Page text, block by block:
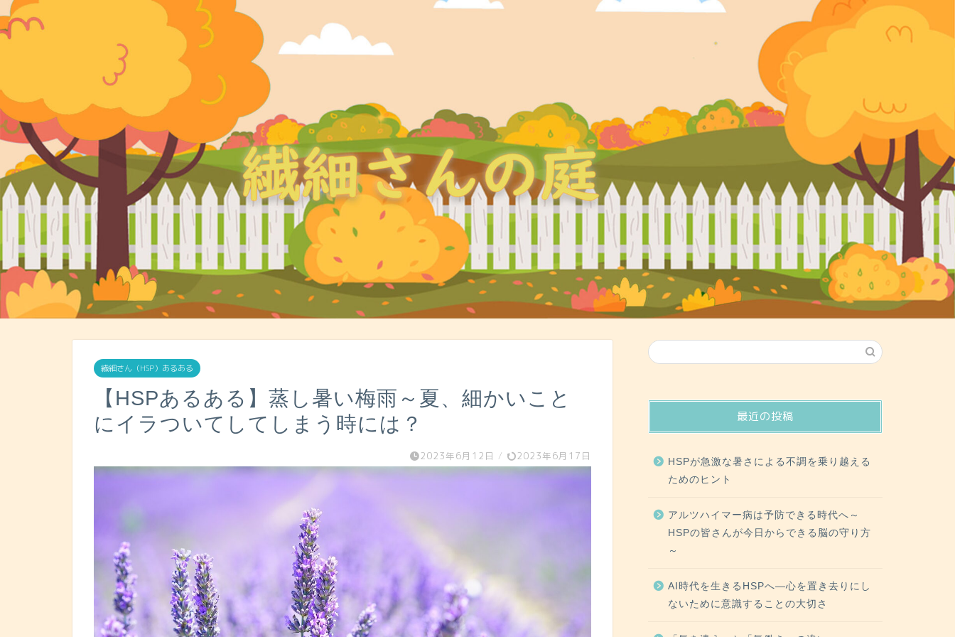
繊細さん（HSP）あるある
【HSPあるある】蒸し暑い梅雨～夏、細かいこと
にイラついてしてしまう時には？
2023年6月12日 / 2023年6月17日
最近の投稿
HSPが急激な暑さによる不調を乗り越える
ためのヒント
アルツハイマー病は予防できる時代へ～
HSPの皆さんが今日からできる脳の守り方
～
AI時代を生きるHSPへ―心を置き去りにし
ないために意識することの大切さ